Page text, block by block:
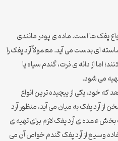
پفک ها است. ماده ی پودر مانندی
ای بدست می آید. معمولاً آرد پفک را
اما از دانه ی ذرت، گندم سیاه یا
می شود.
خود، یکی از پیچیده ترین انواع
آرد پفک به میان می آید، منظور آرد
عمده ی آرد پفک لازم برای تهیه ی
وسیع از آرد پفک گندم خواص آن می